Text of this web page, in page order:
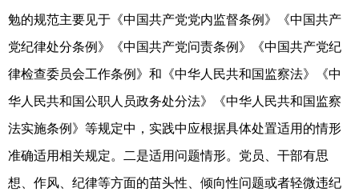
勉的规范主要见于《中国共产党党内监督条例》《中国共产
党纪律处分条例》《中国共产党问责条例》《中国共产党纪
律检查委员会工作条例》和《中华人民共和国监察法》《中
华人民共和国公职人员政务处分法》《中华人民共和国监察
法实施条例》等规定中，实践中应根据具体处置适用的情形
准确适用相关规定。二是适用问题情形。党员、干部有思
想、作风、纪律等方面的苗头性、倾向性问题或者轻微违纪